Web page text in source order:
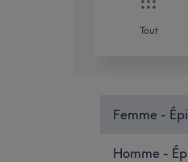
Tout
Femme -
Homme -